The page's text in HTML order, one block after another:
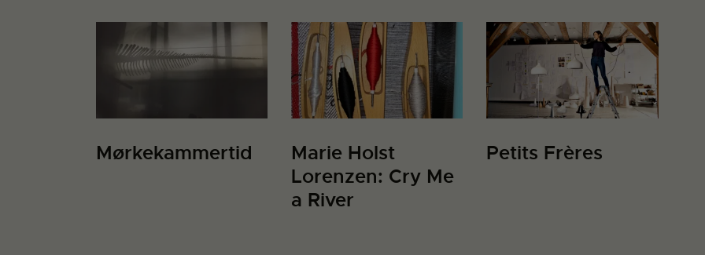
Mørkekammertid
Marie Holst
Lorenzen: Cry Me
a River
Petits Frères